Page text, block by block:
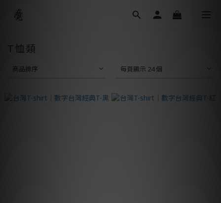
T恤類
商品排序 每頁顯示 24 個